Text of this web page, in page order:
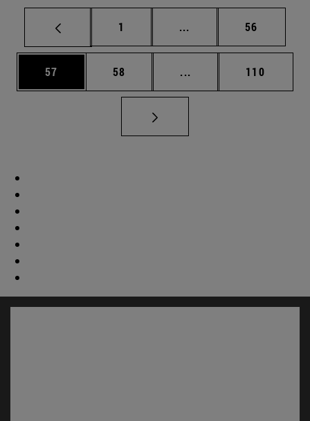
Página
1 ... Páginas intermedias
Página
56
Página
57 Página
58 ... Páginas intermedias
Página
110